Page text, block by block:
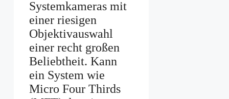
Systemkameras mit
einer riesigen
Objektivauswahl
einer recht großen
Beliebtheit. Kann
ein System wie
Micro Four Thirds